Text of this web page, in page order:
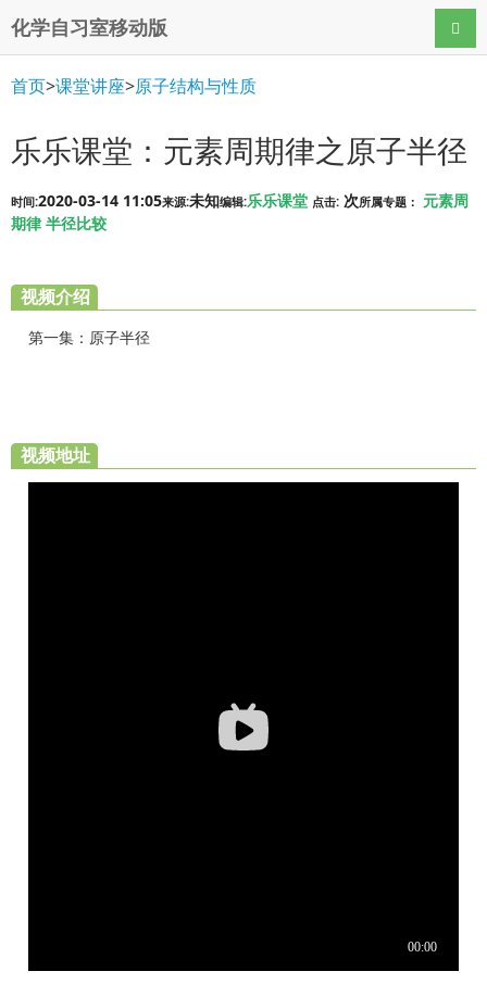
化学自习室移动版 导航
首页>课堂讲座>原子结构与性质
乐乐课堂：元素周期律之原子半径
时间:2020-03-14 11:05来源:未知编辑:乐乐课堂 点击: 次所属专题： 元素周
期律 半径比较
视频介绍
第一集：原子半径
视频地址